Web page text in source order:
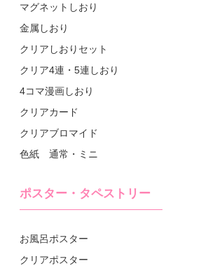
マグネットしおり
金属しおり
クリアしおりセット
クリア4連・5連しおり
4コマ漫画しおり
クリアカード
クリアブロマイド
色紙 通常・ミニ
ポスター・タペストリー
お風呂ポスター
クリアポスター